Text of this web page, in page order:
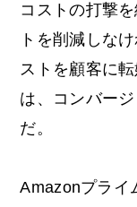
コストの打撃
トを削減しな
ストを顧客に
は、コンバー
だ。
Amazonプライ